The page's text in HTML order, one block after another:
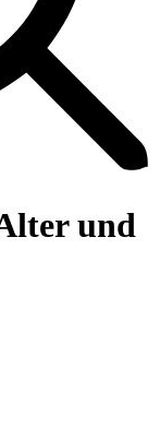
und